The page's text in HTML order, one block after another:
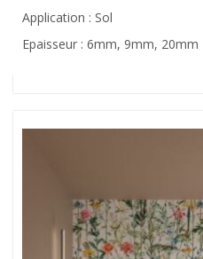
Application : Sol
Epaisseur : 6mm, 9mm, 20mm